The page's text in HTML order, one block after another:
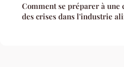
Comment se préparer à une
des crises dans l'industrie